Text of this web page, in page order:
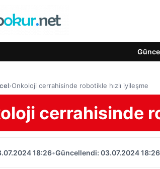
›Onkoloji cerrahisinde robotikle hızlı iyileşme
cerrahisinde
18:26•Güncellendi: 03.07.2024 18:26